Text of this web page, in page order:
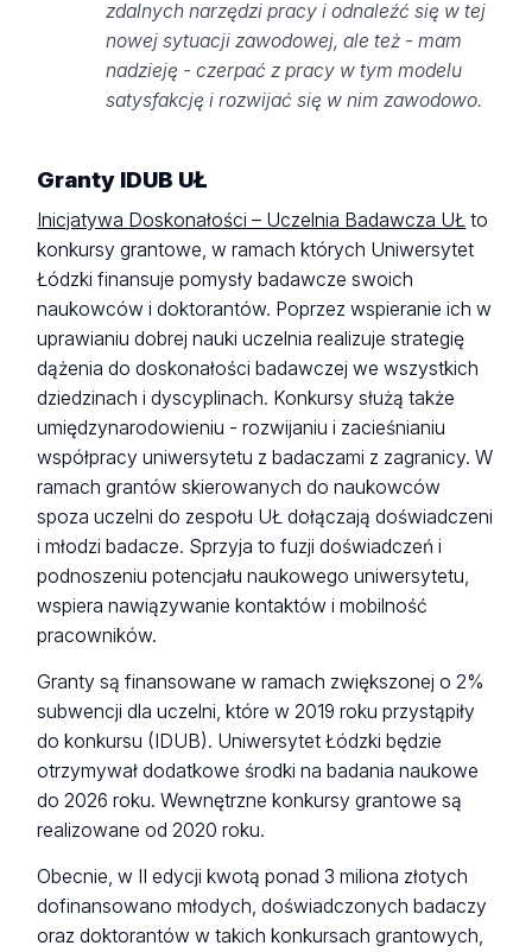
zdalnych narzędzi pracy i odnaleźć się w tej
nowej sytuacji zawodowej, ale też - mam
nadzieję - czerpać z pracy w tym modelu
satysfakcję i rozwijać się w nim zawodowo.
Granty IDUB UŁ
Inicjatywa Doskonałości – Uczelnia Badawcza UŁ to
konkursy grantowe, w ramach których Uniwersytet
Łódzki finansuje pomysły badawcze swoich
naukowców i doktorantów. Poprzez wspieranie ich w
uprawianiu dobrej nauki uczelnia realizuje strategię
dążenia do doskonałości badawczej we wszystkich
dziedzinach i dyscyplinach. Konkursy służą także
umiędzynarodowieniu - rozwijaniu i zacieśnianiu
współpracy uniwersytetu z badaczami z zagranicy. W
ramach grantów skierowanych do naukowców
spoza uczelni do zespołu UŁ dołączają doświadczeni
i młodzi badacze. Sprzyja to fuzji doświadczeń i
podnoszeniu potencjału naukowego uniwersytetu,
wspiera nawiązywanie kontaktów i mobilność
pracowników.
Granty są finansowane w ramach zwiększonej o 2%
subwencji dla uczelni, które w 2019 roku przystąpiły
do konkursu (IDUB). Uniwersytet Łódzki będzie
otrzymywał dodatkowe środki na badania naukowe
do 2026 roku. Wewnętrzne konkursy grantowe są
realizowane od 2020 roku.
Obecnie, w II edycji kwotą ponad 3 miliona złotych
dofinansowano młodych, doświadczonych badaczy
oraz doktorantów w takich konkursach grantowych,